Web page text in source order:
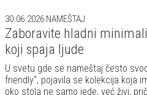
30.06.2026 NAMEŠTAJ
Zaboravite hladni
koji spaja ljude
U svetu gde se nameštaj često
friendly“, pojavila se kolekcija koja
oko stola ne samo jede, već živi,